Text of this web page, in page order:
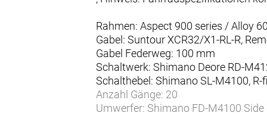
Rahmen: Aspect 900 series / Alloy
Gabel: Suntour XCR32/X1-RL-R,
Gabel Federweg: 100 mm
Schaltwerk: Shimano Deore RD-
Schalthebel: Shimano SL-M4100,
Anzahl Gänge: 20
Umwerfer: Shimano FD-M4100